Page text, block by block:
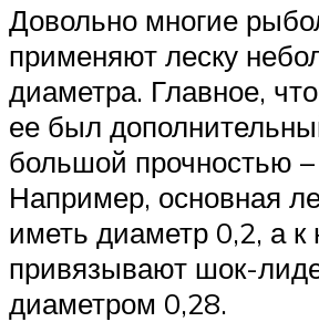
Довольно многие
применяют леску
диаметра. Главное,
ее был
большой прочностью
Например, основная
иметь диаметр 0,2, а к
привязывают шок-
диаметром 0,28.